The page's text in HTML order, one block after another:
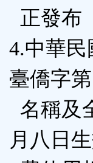
正發布
4.中華
臺僑字
名稱及
月八日